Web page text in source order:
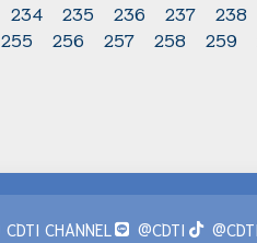
234 235 236 237 238
255 256 257 258 259
CDTI CHANNEL @CDTI